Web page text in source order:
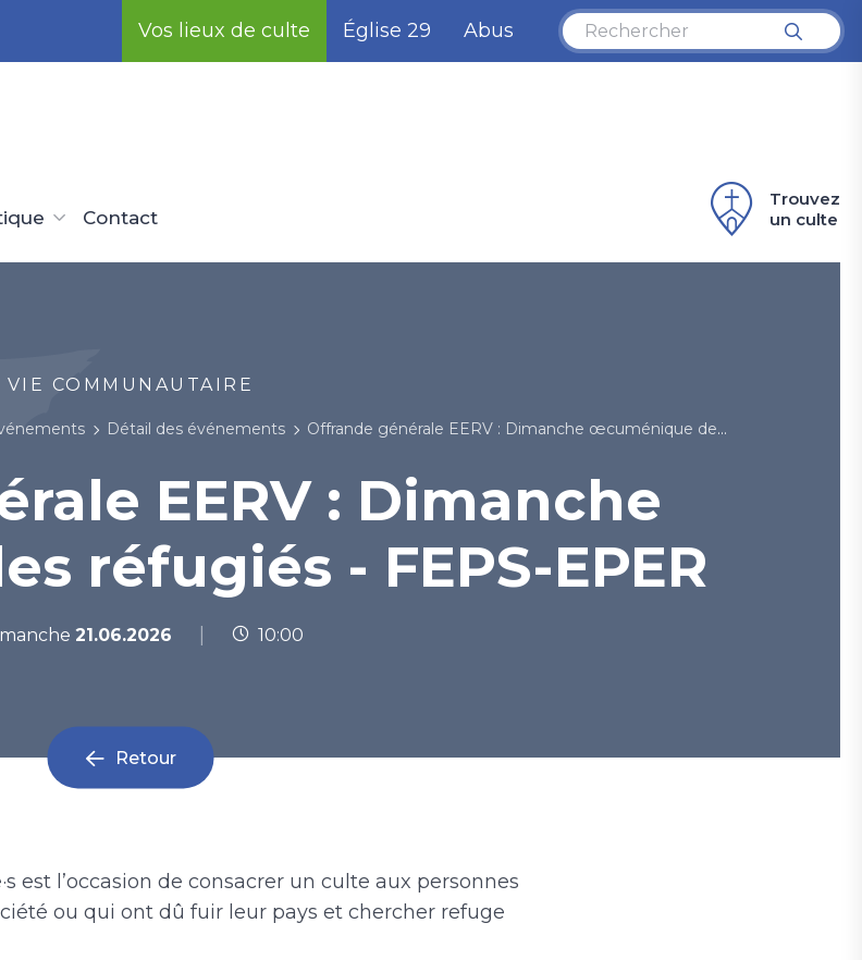
Vos lieux de culte Église 29 Abus
Contact
Trouvez
un culte
VIE COMMUNAUTAIRE
Détail des événements Offrande générale EERV : Dimanche œcuménique des réfugiés - FEPS-EPER
EERV : Dimanche
réfugiés - FEPS-EPER
21.06.2026 10:00
Retour
est l’occasion de consacrer un culte aux personnes
ou qui ont dû fuir leur pays et chercher refuge